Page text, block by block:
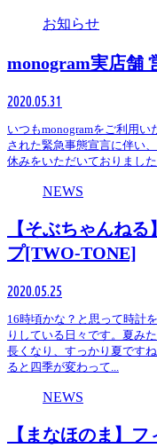
お知らせ
monogram実店舗
2020.05.31
いつもmonogramをご利用
された緊急事態宣言に伴い
休みをいただいておりまし
NEWS
【そぶちゃんね
プ[TWO-TONE]
2020.05.25
16時頃かな？と思って時計
りしている日々です。夏み
長くなり、すっかり夏です
ると四季が変わって...
NEWS
【まなほのま】